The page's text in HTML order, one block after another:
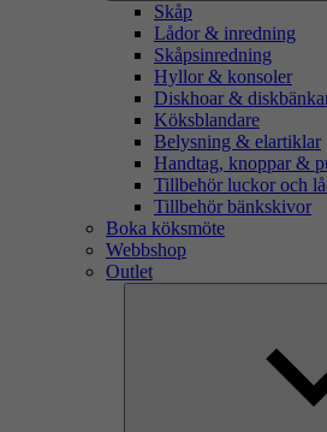
Skåp
Lådor & inredning
Skåpsinredning
Hyllor & konsoler
Diskhoar &
Köksblandare
Belysning & elartiklar
Handtag, knoppar &
Tillbehör luckor och
Tillbehör bänkskivor
Boka köksmöte
Webbshop
Outlet